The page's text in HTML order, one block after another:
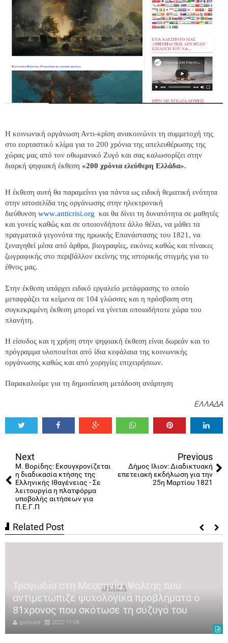
Η κοινωνική οργάνωση Αντι-κρίση ανακοινώνει τη συμμετοχή της
στο εορταστικό κλίμα για το 200 χρόνια της απελευθέρωσης της
χώρας μας από τον οθωμανικό Ζυγό και σας καλωσορίζει στην
διαρκή ψηφιακή έκθεση «200 χρόνια ελεύθερη Ελλάδα».
H έκθεση αυτή θα παραμείνει για πάντα ως ειδική θεματική ενότητα
στην ιστοσελίδα της οργάνωσης στην ηλεκτρονική
διεύθυνση www.anticrisi.org και θα δίνει τη δυνατότητα σε μαθητές
και γονείς καθώς και σε οποιονδήποτε άλλο θέλει, να μάθει τα
πραγματικά γεγονότα της ηρωικής Επανάστασης του 1821, να
ξεναγηθεί μέσα από άρθρα, βιογραφίες, εικόνες καθώς και πίνακες
ζωγραφικής στο περιβάλλον εκείνης της ιστορικής στιγμής για το
έθνος μας.
Στην έκθεση υπάρχει ειδικό εργαλείο μετάφρασης το οποίο
μεταφράζει τα κείμενα σε 104 γλώσσες και η πρόσβαση στη
συγκεκριμένη έκθεση μπορεί να γίνεται οποιαδήποτε χώρα του
πλανήτη.
Η είσοδος και η χρήση στην ψηφιακή έκθεση είναι δωρεάν και το
πρόγραμμα υλοποιείται από ίδια κεφάλαια της κοινωνικής
οργάνωσης καθώς και από χορηγίες επιχειρήσεων.
Παρακαλούμε για τη δημοσίευση μετάδοση ανάρτηση
ΕΛΛΑΔΑ
Next
Μ. Βορίδης: Εκσυγχρονίζεται
η διαδικασία κτήσης της
Ελληνικής Ιθαγένειας - Σε
λειτουργία η πλατφόρμα
υποβολής αιτήσεων για
Π.Ε.Γ.Π
Previous
Δήμος Ιλιον: Διαδικτυακή
επετειακή εκδήλωση για την
25η Μαρτίου 1821
Related Post
Τραγωδία στη Μεσσηνία: Ψάλτης που
αντιμετώπιζε ψυχολογικά προβλήματα ο
81χρονος που σκότωσε τη σύζυγό του
gxcoukis 2022-11-08